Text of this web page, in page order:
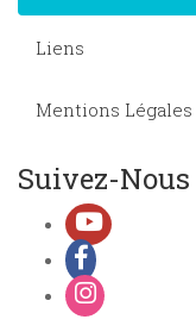
Liens
Mentions Légales
Suivez-Nous